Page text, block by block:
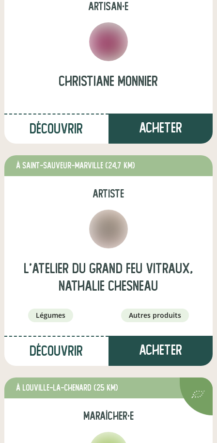
artisan·e
christiane monnier
Découvrir Acheter
à SAINT-SAUVEUR-MARVILLE (24,7 km)
artiste
L'ATELIER DU GRAND FEU VITRAUX,
Nathalie Chesneau
légumes autres produits
Découvrir Acheter
à Louville-la-Chenard (25 km)
maraîcher·e